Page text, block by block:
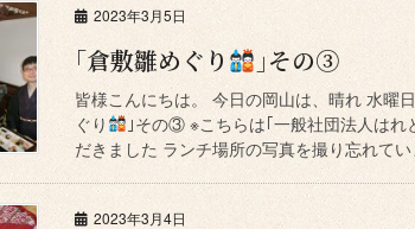
2023年3月5日
｢倉敷雛めぐり ｣その③
皆様こんにちは。 今日の岡山は、晴れ 水曜
ぐり
｣その③ ※こちらは｢一般社団法人は
だきました ランチ場所の写真を撮り忘れて
2023年3月4日